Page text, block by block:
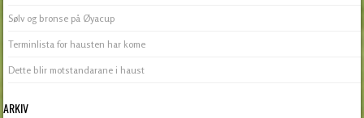
Sølv og bronse på Øyacup
Terminlista for hausten har kome
Dette blir motstandarane i haust
ARKIV